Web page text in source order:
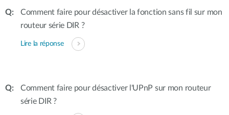
Comment faire pour désactiver la fonction sans fil sur mon
routeur série DIR ?
Lire la réponse
Comment faire pour désactiver l'UPnP sur mon routeur
série DIR ?